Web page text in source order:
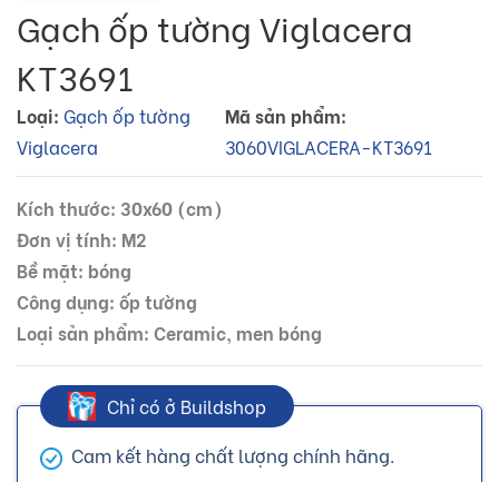
Gạch ốp tường Viglacera
KT3691
Loại: Gạch ốp tường
Viglacera
Mã sản phẩm:
3060VIGLACERA-KT3691
Kích thước: 30x60 (cm)
Đơn vị tính: M2
Bề mặt: bóng
Công dụng: ốp tường
Loại sản phẩm: Ceramic, men bóng
Chỉ có ở Buildshop
Cam kết hàng chất lượng chính hãng.